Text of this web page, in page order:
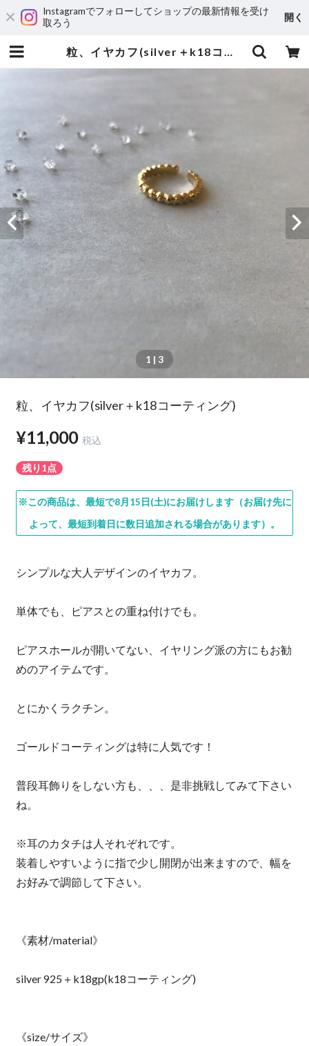
Instagramでフォローしてショップの最新情報を受け
取ろう
開く
粒、イヤカフ(silver＋k18コーティング) | yumi sumiyama
1 | 3
粒、イヤカフ(silver＋k18コーティング)
¥11,000 税込
残り1点
※この商品は、最短で8月15日(土)にお届けします（お届け先に
よって、最短到着日に数日追加される場合があります）。
シンプルな大人デザインのイヤカフ。
単体でも、ピアスとの重ね付けでも。
ピアスホールが開いてない、イヤリング派の方にもお勧
めのアイテムです。
とにかくラクチン。
ゴールドコーティングは特に人気です！
普段耳飾りをしない方も、、、是非挑戦してみて下さい
ね。
※耳のカタチは人それぞれです。
装着しやすいように指で少し開閉が出来ますので、幅を
お好みで調節して下さい。
《素材/material》
silver 925＋k18gp(k18コーティング)
《size/サイズ》